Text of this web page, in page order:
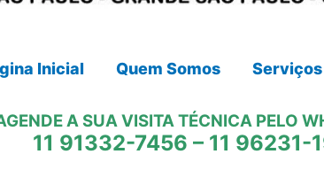
Inicial Quem Somos Serviços
A SUA VISITA TÉCNICA PELO
11 91332-7456 – 11 96231-